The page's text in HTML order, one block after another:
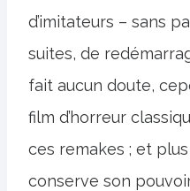
d’imitateurs – sans
suites, de
fait aucun doute,
film d’horreur
ces remakes ; et
conserve son